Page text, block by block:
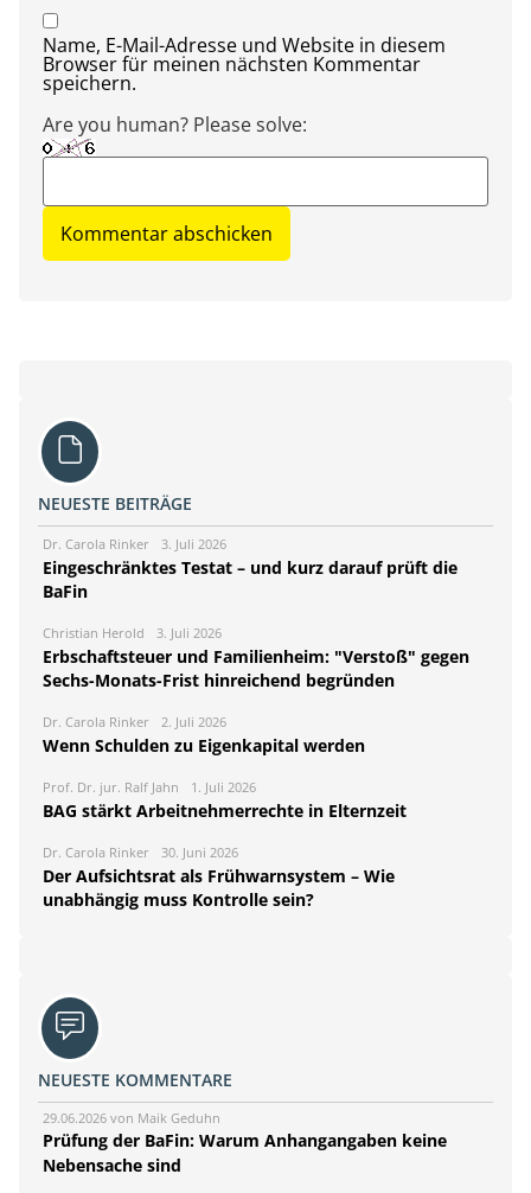
Name, E-Mail-Adresse und Website in diesem
Browser für meinen nächsten Kommentar
speichern.
Are you human? Please solve:
NEUESTE BEITRÄGE
Dr. Carola Rinker 3. Juli 2026
Eingeschränktes Testat – und kurz darauf prüft die
BaFin
Christian Herold 3. Juli 2026
Erbschaftsteuer und Familienheim: "Verstoß" gegen
Sechs-Monats-Frist hinreichend begründen
Dr. Carola Rinker 2. Juli 2026
Wenn Schulden zu Eigenkapital werden
Prof. Dr. jur. Ralf Jahn 1. Juli 2026
BAG stärkt Arbeitnehmerrechte in Elternzeit
Dr. Carola Rinker 30. Juni 2026
Der Aufsichtsrat als Frühwarnsystem – Wie
unabhängig muss Kontrolle sein?
NEUESTE KOMMENTARE
29.06.2026 von Maik Geduhn
Prüfung der BaFin: Warum Anhangangaben keine
Nebensache sind